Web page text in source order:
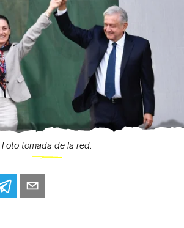
Foto tomada de la red.